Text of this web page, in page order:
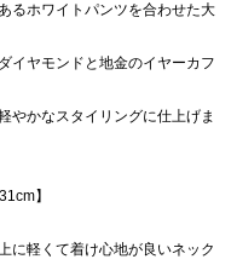
るホワイトパンツを合わせた大
イヤモンドと地金のイヤーカフ
やかなスタイリングに仕上げま
】
に軽くて着け心地が良いネック